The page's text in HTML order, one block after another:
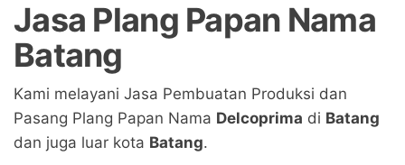
Jasa Plang Papan Nama
Batang
Kami melayani Jasa Pembuatan Produksi dan
Pasang Plang Papan Nama Delcoprima di Batang
dan juga luar kota Batang.